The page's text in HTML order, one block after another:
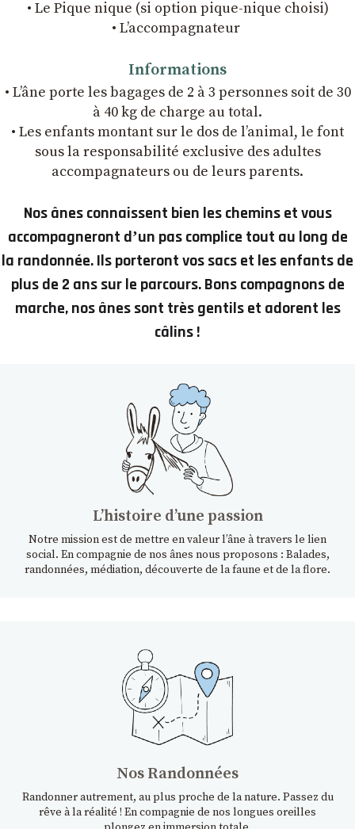
• Le Pique nique (si option pique-nique choisi)
• L’accompagnateur
Informations
• L’âne porte les bagages de 2 à 3 personnes soit de 30
à 40 kg de charge au total.
• Les enfants montant sur le dos de l’animal, le font
sous la responsabilité exclusive des adultes
accompagnateurs ou de leurs parents.
Nos ânes connaissent bien les chemins et vous
accompagneront dʼun pas complice tout au long de
la randonnée. Ils porteront vos sacs et les enfants de
plus de 2 ans sur le parcours. Bons compagnons de
marche, nos ânes sont très gentils et adorent les
câlins !
Lʼhistoire dʼune passion
Notre mission est de mettre en valeur l’âne à travers le lien
social. En compagnie de nos ânes nous proposons : Balades,
randonnées, médiation, découverte de la faune et de la flore.
Nos Randonnées
Randonner autrement, au plus proche de la nature. Passez du
rêve à la réalité ! En compagnie de nos longues oreilles